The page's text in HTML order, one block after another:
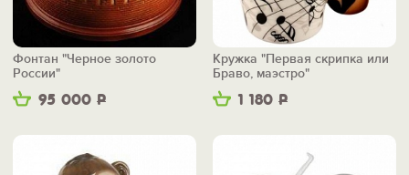
95 000 Р
Фонтан "Черное золото
России"
1 180 Р
Кружка "Первая скрипка или
Браво, маэстро"